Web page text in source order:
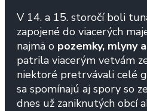
V 14. a 15. storočí boli
zapojené do viacerých
najmä o pozemky, mlyny
patrila viacerým vetvám
niektoré pretrvávali celé
sa spomínajú aj spory so
dnes už zaniknutých obcí